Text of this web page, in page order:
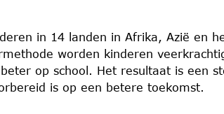
in 14 landen in Afrika, Azië en
worden kinderen
op school. Het resultaat is een
is op een betere toekomst.